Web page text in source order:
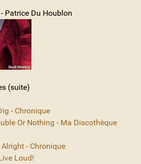
Patrice Du Houblon
(suite)
- Chronique
Or Nothing - Ma Discothèque
Alright - Chronique
Loud!